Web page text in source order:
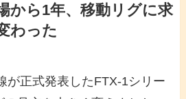
から1年、移動リグに求
わった
が正式発表したFTX-1シリー